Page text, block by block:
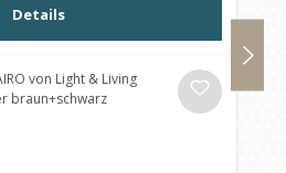
Details